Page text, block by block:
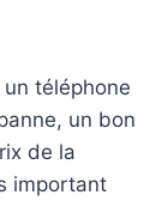
téléphone
un bon
de la
important